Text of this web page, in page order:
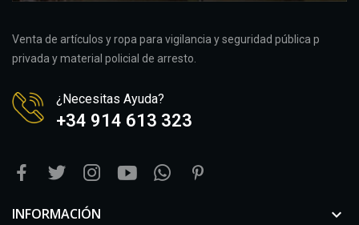
Venta de artículos y ropa para vigilancia y seguridad pública p
privada y material policial de arresto.
¿Necesitas Ayuda?
+34 914 613 323
INFORMACIÓN 